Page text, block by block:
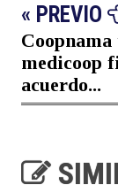
« PREVIO
Coopnama
medicoop
acuerdo...